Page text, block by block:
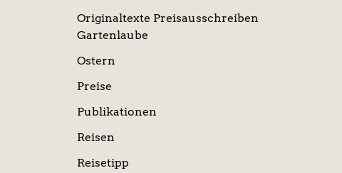
Originaltexte Preisausschreiben
Gartenlaube
Ostern
Preise
Publikationen
Reisen
Reisetipp